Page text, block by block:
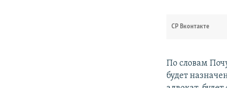
СР Вконтакте
По словам
будет